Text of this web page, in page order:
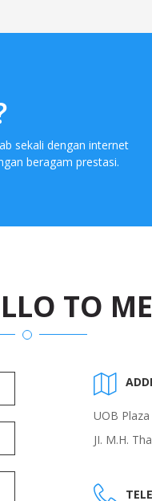
sekali dengan internet
beragam prestasi.
TO ME
UOB
JI. M.H.